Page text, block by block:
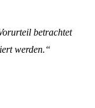
betrachtet
werden.“